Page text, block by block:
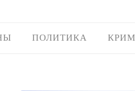
ПОЛИТИКА